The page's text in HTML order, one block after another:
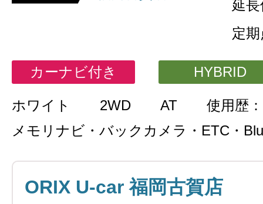
延
定
カーナビ付き HYBRID
ホワイト 2WD AT
使用歴
メモリナビ・バックカメラ・ETC・
ORIX U-car 福岡古賀店